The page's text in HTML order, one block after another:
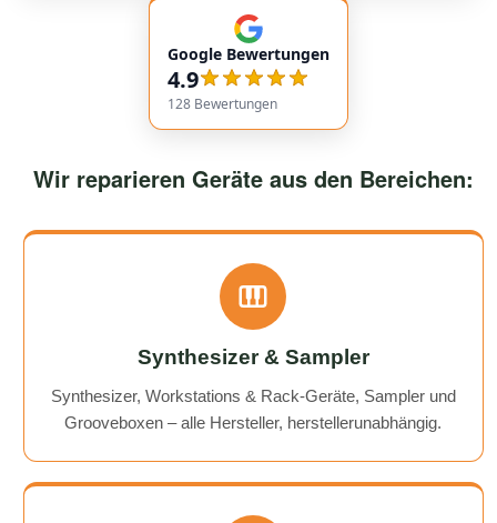
empfehlenswert! Very friendly and professional
communication. Responses came very quickly, and the
service overall was extremely friendly and reliable.
Highly recommended!
Google Bewertungen
4.9
128 Bewertungen
Wir reparieren Geräte aus den Bereichen:
Synthesizer & Sampler
Synthesizer, Workstations & Rack-Geräte, Sampler und
Grooveboxen – alle Hersteller, herstellerunabhängig.